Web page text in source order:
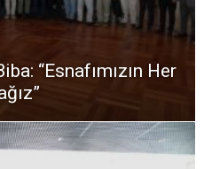
“Esnafımızın Her